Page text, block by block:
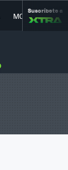
MOVILIDAD
Suscríbete a